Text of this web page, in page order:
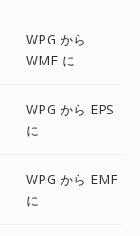
WPG から
WMF に
WPG から EPS
に
WPG から EMF
に